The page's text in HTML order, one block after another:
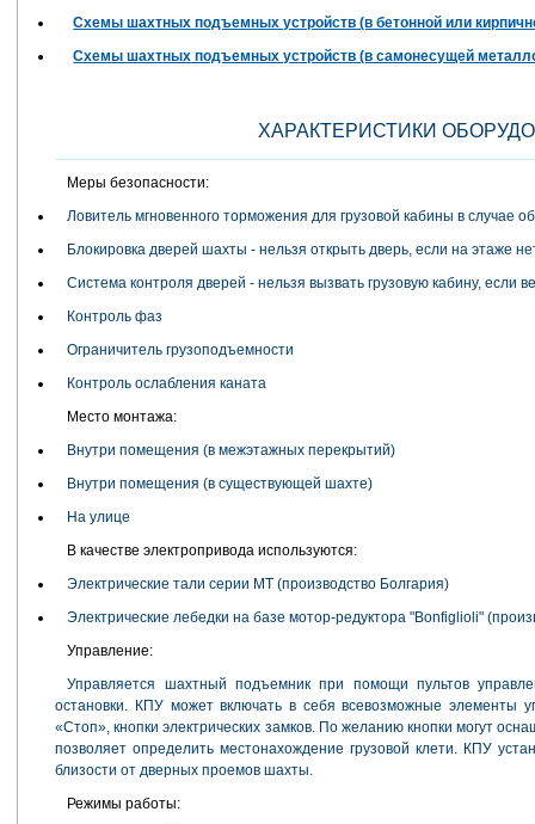
Схемы шахтных подъемных устройств (в бетонной или
Схемы шахтных подъемных устройств (в самонесущей
ХАРАКТЕРИСТИКИ
Меры безопасности:
Ловитель мгновенного торможения для грузовой кабины в случае
Блокировка дверей шахты - нельзя открыть дверь, если на этаже
Система контроля дверей - нельзя вызвать грузовую кабину, если
Контроль фаз
Ограничитель грузоподъемности
Контроль ослабления каната
Место монтажа:
Внутри помещения (в межэтажных перекрытий)
Внутри помещения (в существующей шахте)
На улице
В качестве электропривода используются:
Электрические тали серии МТ (производство Болгария)
Электрические лебедки на базе мотор-редуктора "Bonfiglioli"
Управление:
Управляется шахтный подъемник при помощи пультов
остановки. КПУ может включать в себя всевозможные элементы
«Стоп», кнопки электрических замков. По желанию кнопки могут
позволяет определить местонахождение грузовой клети. КПУ
близости от дверных проемов шахты.
Режимы работы: